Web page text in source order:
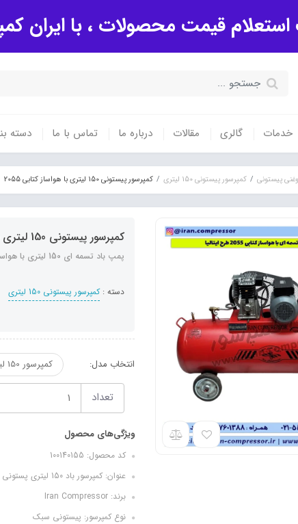
قیمت محصولات ، با ایران
خدمات گالری مقالات درباره ما تماس با ما دسته
پیستونی کمپرسور پیستونی 150 لیتری کمپرسور پیستونی 150 لیتری با هواساز کتابی 2055
کمپرسور پیستونی 150 لیتری با هواساز کتابی 2055
پمپ باد تسمه ای 150 لیتری با هواساز 2055 طرح ایتالیا
دسته :کمپرسور پیستونی 150 لیتری
انتخاب مدل: کمپرسور 150 لیتری با هواساز 2055 کتابی
تعداد
ویژگی‌های محصول
کد محصول: 100140155
عنوان: کمپرسور باد 150 لیتری پستونی با هواساز کتابی 2055
برند: Iran Compressor
نوع کمپرسور: پیستونی سبک